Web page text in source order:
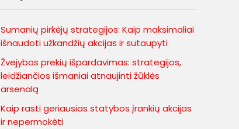
Sumanių pirkėjų strategijos: Kaip maksimaliai
išnaudoti užkandžių akcijas ir sutaupyti
Žvejybos prekių išpardavimas: strategijos,
leidžiančios išmaniai atnaujinti žūklės
arsenalą
Kaip rasti geriausias statybos įrankių akcijas
ir nepermokėti